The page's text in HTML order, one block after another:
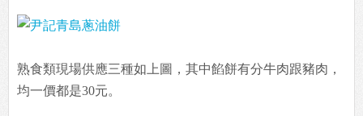
熟食類現場供應三種如上圖，其中餡餅有分牛肉跟豬肉，
均一價都是30元。